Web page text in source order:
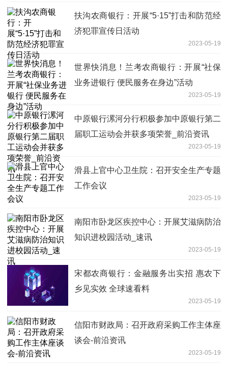
扶沟农商银行：开展“5·15”打击和防范经
济犯罪宣传日活动
2023-05-19
世界快消息！兰考农商银行：开展“社保
业务进银行 便民服务在身边”活动
2023-05-19
中原银行漯河分行积极参加中原银行第二
届职工运动会并获多项荣誉_前沿资讯
2023-05-19
滑县上官中心卫生院：召开安全生产专题
工作会议
2023-05-19
南阳市卧龙区疾控中心：开展艾滋病防治
知识进校园活动_速讯
2023-05-19
宋都农商银行：金融服务出实招 惠农下
乡见实效 全球速看料
2023-05-19
信阳市财政局：召开政府采购工作主体座
谈会-前沿资讯
2023-05-19